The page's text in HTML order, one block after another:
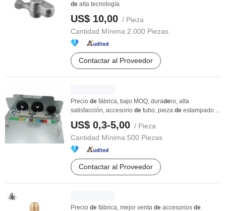
de alta tecnología
US$ 10,00 / Pieza
Cantidad Mínima:2.000 Piezas
Contactar al Proveedor
Precio de fábrica, bajo MOQ, duradero, alta
satisfacción, accesorio de tubo, pieza de estampado ...
US$ 0,3-5,00 / Pieza
Cantidad Mínima:500 Piezas
Contactar al Proveedor
Precio de fábrica, mejor venta de accesorios de